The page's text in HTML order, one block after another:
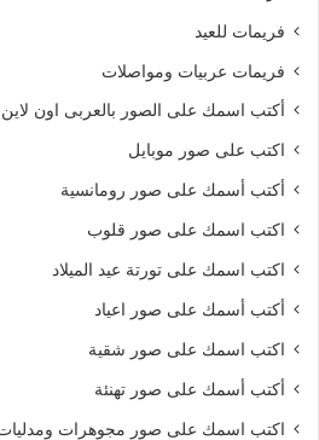
فريمات للعيد
فريمات عربيات ومواصلات
أكتب اسمك على الصور بالعربى اون لاين
اكتب على صور موبايل
أكتب أسمك على صور رومانسية
اكتب اسمك على صور قلوب
اكتب اسمك على تورتة عيد الميلاد
أكتب أسمك على صور اعياد
اكتب اسمك على صور شقية
أكتب أسمك على صور تهنئة
اكتب اسمك على صور مجوهرات